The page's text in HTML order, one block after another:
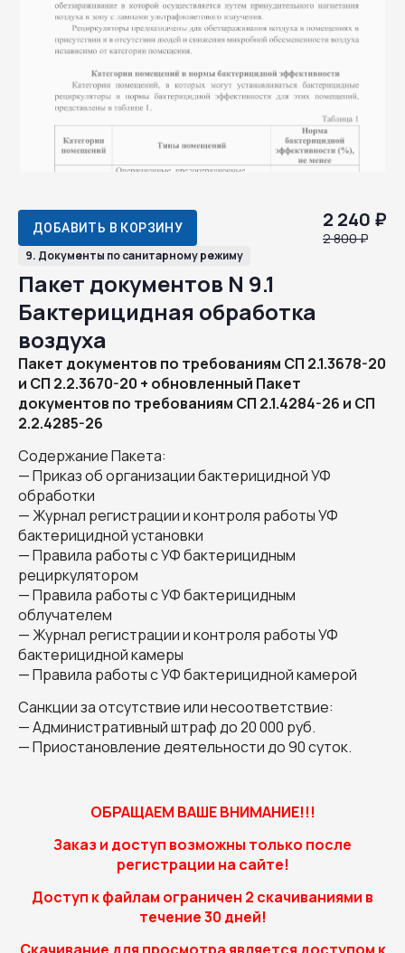
9. Документы по санитарному режиму
Пакет документов N 9.1
Бактерицидная обработка
воздуха
Пакет документов по требованиям СП 2.1.3678-20
и СП 2.2.3670-20 + обновленный Пакет
документов по требованиям СП 2.1.4284-26 и СП
2.2.4285-26
Содержание Пакета:
— Приказ об организации бактерицидной УФ
обработки
— Журнал регистрации и контроля работы УФ
бактерицидной установки
— Правила работы с УФ бактерицидным
рециркулятором
— Правила работы с УФ бактерицидным
облучателем
— Журнал регистрации и контроля работы УФ
бактерицидной камеры
— Правила работы с УФ бактерицидной камерой
Санкции за отсутствие или несоответствие:
— Административный штраф до 20 000 руб.
— Приостановление деятельности до 90 суток.
ОБРАЩАЕМ ВАШЕ ВНИМАНИЕ!!!
Заказ и доступ возможны только после
регистрации на сайте!
Доступ к файлам ограничен 2 скачиваниями в
течение 30 дней!
2 240 ₽
2 800 ₽
ДОБАВИТЬ В КОРЗИНУ